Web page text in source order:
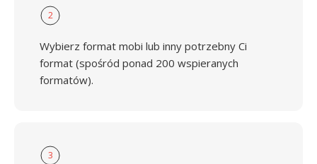
2
Wybierz format mobi lub inny potrzebny Ci
format (spośród ponad 200 wspieranych
formatów).
3